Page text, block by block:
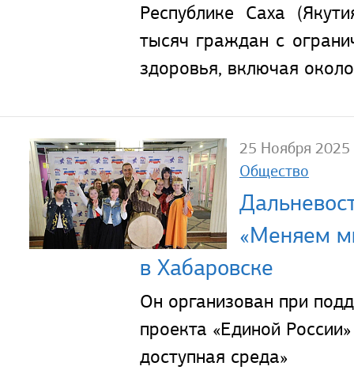
Республике Саха
тысяч граждан с
здоровья, включая
25 Ноября 2025
Общество
«Меняем
в Хабаровске
Он организован при
проекта «Единой
доступная среда»